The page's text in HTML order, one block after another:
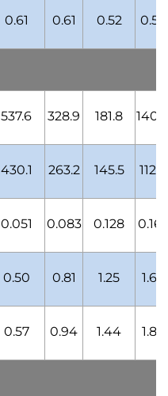
0.61 0.61 0.52 0.52
537.6 328.9 181.8
430.1 263.2 145.5 112.4
0.051 0.083 0.128 0.165
0.50 0.81 1.25 1.62
0.57 0.94 1.44 1.87